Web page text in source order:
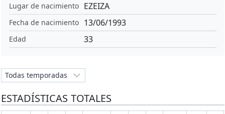
Lugar de nacimiento EZEIZA
Fecha de nacimiento 13/06/1993
Edad 33
ESTADÍSTICAS TOTALES